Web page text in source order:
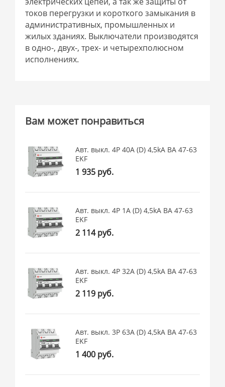
токов перегрузки и короткого замыкания в
административных, промышленных и
жилых зданиях. Выключатели производятся
в одно-, двух-, трех- и четырехполюсном
исполнениях.
Вам может понравиться
Авт. выкл. 4P 40А (D) 4,5kA ВА 47-63
EKF
1 935 руб.
Авт. выкл. 4P 1А (D) 4,5kA ВА 47-63
EKF
2 114 руб.
Авт. выкл. 4P 32А (D) 4,5kA ВА 47-63
EKF
2 119 руб.
Авт. выкл. 3P 63А (D) 4,5kA ВА 47-63
EKF
1 400 руб.